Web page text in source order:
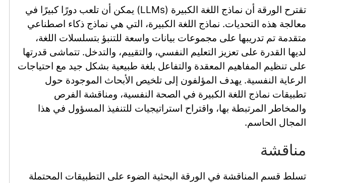
تقترح الورقة أن نماذج اللغة الكبيرة (LLMs) يمكن أن تلعب دورًا كبيرًا في
معالجة هذه التحديات. نماذج اللغة الكبيرة، التي هي نماذج ذكاء اصطناعي
متقدمة تم تدريبها على مجموعات بيانات واسعة للتنبؤ بتسلسلات اللغة،
لديها القدرة على تعزيز التعليم النفسي، والتقييم، والتدخل. تتماشى قدرتها
على تنظيم المفاهيم المعقدة والتفاعل بلغة طبيعية بشكل جيد مع احتياجات
الرعاية النفسية. يهدف المؤلفون إلى تلخيص الأبحاث الموجودة حول
تطبيقات نماذج اللغة الكبيرة في الصحة النفسية، ومناقشة الفرص
والمخاطر المرتبطة بها، واقتراح استراتيجيات للتنفيذ المسؤول في هذا
المجال الحاسم.
مناقشة
تسلط قسم المناقشة في الورقة البحثية الضوء على التطبيقات المحتملة